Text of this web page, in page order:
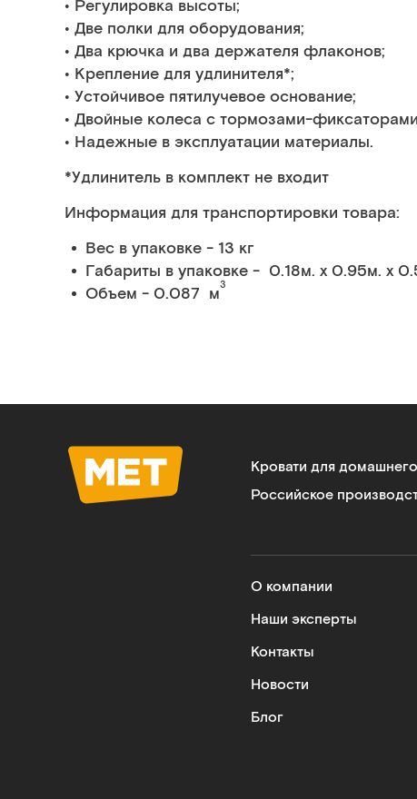
• Регулировка высоты;
• Две полки для оборудования;
• Два крючка и два держателя флаконов;
• Крепление для удлинителя*;
• Устойчивое пятилучевое основание;
• Двойные колеса с тормозами-
• Надежные в эксплуатации материалы.
*Удлинитель в комплект не входит
Информация для транспортировки товара:
Вес в упаковке - 13 кг
Габариты в упаковке - 0.18м. x 0.95м. x
Объем - 0.087 м3
Кровати для
Российское
О компании
Наши эксперты
Контакты
Новости
Блог